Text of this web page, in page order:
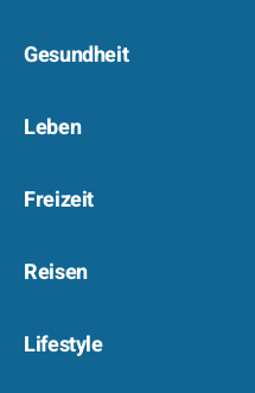
Gesundheit
Leben
Freizeit
Reisen
Lifestyle